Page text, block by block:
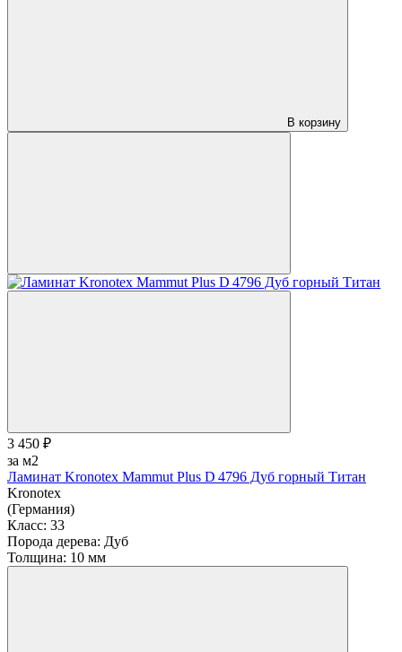
В корзину
3 450 ₽
за м2
Ламинат Kronotex Mammut Plus D 4796 Дуб горный Титан
Kronotex
(Германия)
Класс: 33
Порода дерева: Дуб
Толщина: 10 мм